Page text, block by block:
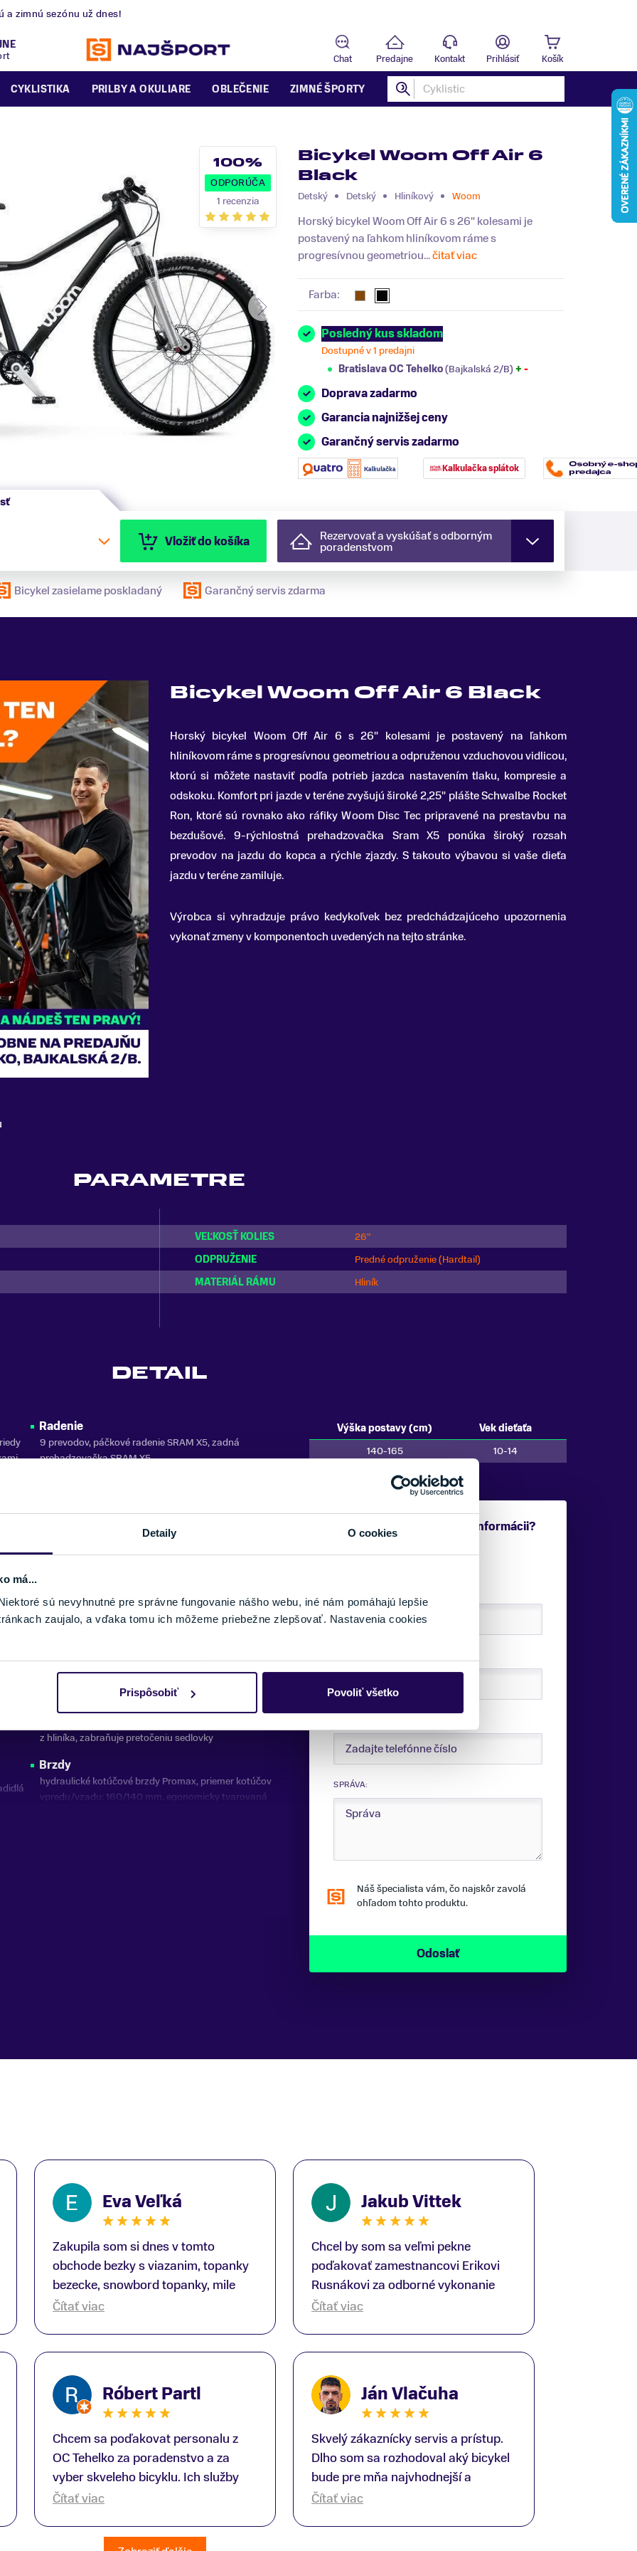
Detaily O cookies
má...
sú nevyhnutné pre správne fungovanie nášho webu, iné nám pomáhajú lepšie
zaujalo, a vďaka tomu ich môžeme priebežne zlepšovať. Nastavenia cookies
Prispôsobiť Povoliť všetko
a zimnú sezónu už dnes!
Chat Predajne Kontakt Prihlásiť Košík
CYKLISTIKA PRILBY A OKULIARE OBLEČENIE ZIMNÉ ŠPORTY
Bicykel Woom Off Air 6
Black
Detský Detský Hliníkový Woom
100%
ODPORÚČA
1 recenzia
Horský bicykel Woom Off Air 6 s 26" kolesami je
postavený na ľahkom hliníkovom ráme s
progresívnou geometriou...čitať viac
Farba:
Posledný kus skladom
Dostupné v 1 predajni
Bratislava OC Tehelko(Bajkalská 2/B) + -
Doprava zadarmo
Garancia najnižšej ceny
Garančný servis zadarmo
Kalkulačka splátok
Vložiť do košíka Rezervovať a vyskúšať s odborným
poradenstvom
Bicykel zasielame poskladaný Garančný servis zdarma
Bicykel Woom Off Air 6 Black
Horský bicykel Woom Off Air 6 s 26" kolesami je postavený na ľahkom
hliníkovom ráme s progresívnou geometriou a odpruženou vzduchovou vidlicou,
ktorú si môžete nastaviť podľa potrieb jazdca nastavením tlaku, kompresie a
odskoku. Komfort pri jazde v teréne zvyšujú široké 2,25" plášte Schwalbe Rocket
Ron, ktoré sú rovnako ako ráfiky Woom Disc Tec pripravené na prestavbu na
bezdušové. 9-rýchlostná prehadzovačka Sram X5 ponúka široký rozsah
prevodov na jazdu do kopca a rýchle zjazdy. S takouto výbavou si vaše dieťa
jazdu v teréne zamiluje.
Výrobca si vyhradzuje právo kedykoľvek bez predchádzajúceho upozornenia
vykonať zmeny v komponentoch uvedených na tejto stránke.
PARAMETRE
VEĽKOSŤ KOLIES
26"
ODPRUŽENIE
Predné odpruženie (Hardtail)
MATERIÁL RÁMU
Hliník
DETAIL
a
Radenie
9 prevodov, páčkové radenie SRAM X5, zadná
prehadzovačka SRAM X5
nastaviteľným tlakom a tlmením odskoku aj
uzamykaním, zdvih 90 mm
Hlavové zloženie
Sedlo
Sedlovka
27,2 x 300 mm, anodizovaná hliníková sedlovka s
označením maximálneho povoleného vysunutia
z hliníka, zabraňuje pretočeniu sedlovky
Brzdy
hydraulické kotúčové brzdy Promax, priemer kotúčov
vpredu/vzadu: 160/140 mm, egonomicky tvarovaná
Výška postavy (cm)
Vek dieťaťa
140-165
10-14
Potrebujete viac informácii?
SPRÁVA:
Náš špecialista vám, čo najskôr zavolá
ohľadom tohto produktu.
Eva Veľká
Zakupila som si dnes v tomto
obchode bezky s viazanim, topanky
bezecke, snowbord topanky, mile
prekvapenie ako Peter, ktory nas
Čítať viac
Jakub Vittek
Chcel by som sa veľmi pekne
poďakovať zamestnancovi Erikovi
Rusnákovi za odborné vykonanie
bike-fittingu. Je to super človek na
otázky odpovedal bez zaváhania.
Ešte raz ďakujem.
Čítať viac
Róbert Partl
Chcem sa poďakovat personalu z
OC Tehelko za poradenstvo a za
vyber skveleho bicyklu. Ich služby
rad využijem zas rad znovu.
Hodnotim čast kde predavaju bicykle
Čítať viac
Ján Vlačuha
Skvelý zákaznícky servis a prístup.
Dlho som sa rozhodoval aký bicykel
bude pre mňa najvhodnejší a
predajňu som navštívil viac krát.
Čítať viac